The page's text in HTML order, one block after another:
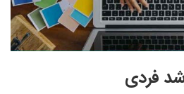
فردی